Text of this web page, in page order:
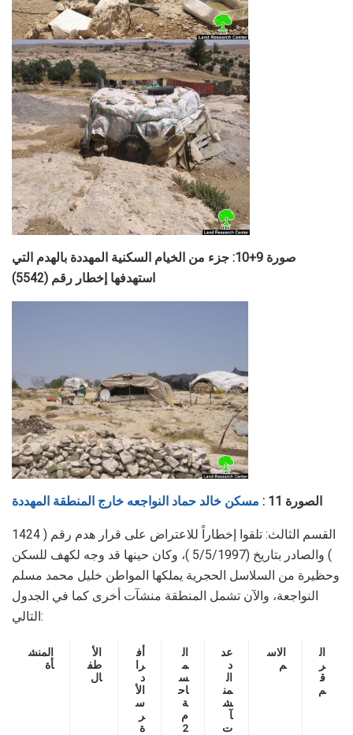
صورة 9+10: جزء من الخيام السكنية المهددة بالهدم التي
استهدفها إخطار رقم (5542)
الصورة 11 : مسكن خالد حماد النواجعه خارج المنطقة المهددة
القسم الثالث: تلقوا إخطاراً للاعتراض على قرار هدم رقم ( 1424
) والصادر بتاريخ (5/5/1997 )، وكان حينها قد وجه لكهف للسكن
وحظيرة من السلاسل الحجرية يملكها المواطن خليل محمد مسلم
النواجعة، والآن تشمل المنطقة منشآت أخرى كما في الجدول
التالي:
ال
ر
ق
م
الاس
م
عد
د
ال
من
ش
آ
ت
ال
م
س
اح
ة
م
2
أف
را
د
الأ
س
ر
ة
الأ
طف
ال
المنش
أة